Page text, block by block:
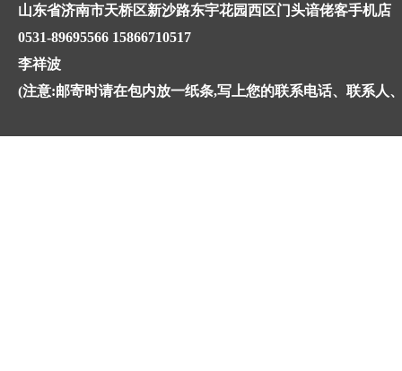
山东省济南市天桥区新沙路东宇花园西区门头谙佬客手机店
0531-89695566 15866710517
李祥波
(注意:邮寄时请在包内放一纸条,写上您的联系电话、联系人